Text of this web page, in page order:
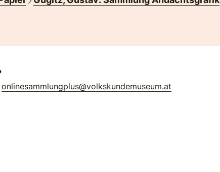
onlinesammlungplus@volkskundemuseum.at